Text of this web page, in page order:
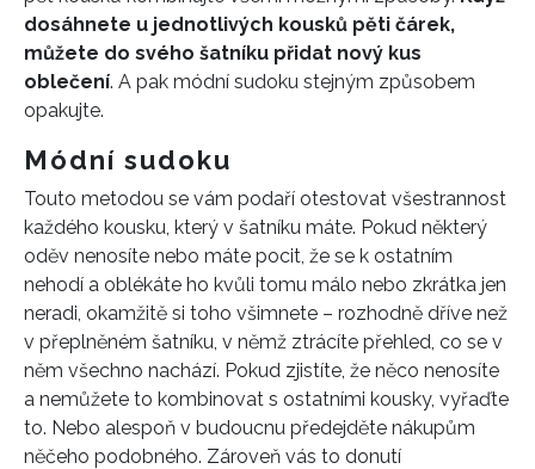
INFORMACE
REDAKCE
dosáhnete u jednotlivých kousků pěti čárek,
můžete do svého šatníku přidat nový kus
oblečení. A pak módní sudoku stejným způsobem
opakujte.
Módní sudoku
Touto metodou se vám podaří otestovat všestrannost
každého kousku, který v šatníku máte. Pokud některý
oděv nenosíte nebo máte pocit, že se k ostatním
nehodí a oblékáte ho kvůli tomu málo nebo zkrátka jen
neradi, okamžitě si toho všimnete – rozhodně dříve než
v přeplněném šatníku, v němž ztrácíte přehled, co se v
něm všechno nachází. Pokud zjistíte, že něco nenosíte
a nemůžete to kombinovat s ostatními kousky, vyřaďte
to. Nebo alespoň v budoucnu předejděte nákupům
něčeho podobného. Zároveň vás to donutí